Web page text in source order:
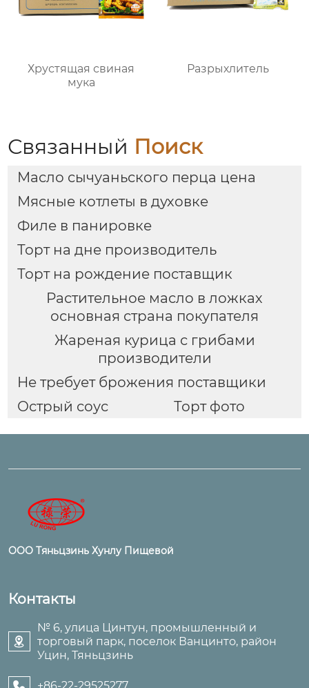
Хрустящая свиная
мука
Разрыхлитель
Связанный Поиск
Масло сычуаньского перца цена
Мясные котлеты в духовке
Филе в панировке
Торт на дне производитель
Торт на рождение поставщик
Растительное масло в ложках
основная страна покупателя
Жареная курица с грибами
производители
Не требует брожения поставщики
Острый соус
Торт фото
ООО Тяньцзинь Хунлу Пищевой
Контакты

№ 6, улица Цинтун, промышленный и
торговый парк, поселок Ванцинто, район
Уцин, Тяньцзинь